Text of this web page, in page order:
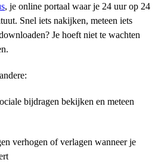
, je online portaal waar je 24 uur op 24
Snel iets nakijken, meteen iets
Je hoeft niet te wachten
bijdragen bekijken en meteen
verhogen of verlagen wanneer je